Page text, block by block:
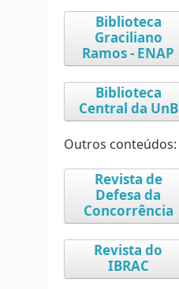
Biblioteca
Graciliano
Ramos - ENAP
Biblioteca
Central da UnB
Outros conteúdos:
Revista de
Defesa da
Concorrência
Revista do
IBRAC